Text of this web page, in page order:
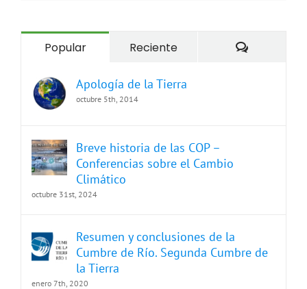
Popular Reciente
Apología de la Tierra
Breve historia de las COP –
Conferencias sobre el Cambio
Climático
Resumen y conclusiones de la
Cumbre de Río. Segunda Cumbre de
la Tierra